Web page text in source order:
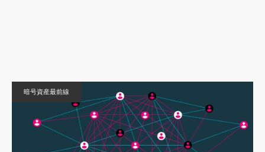
暗号資産最前線